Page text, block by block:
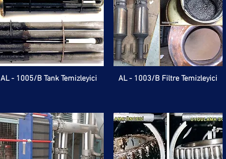
AL - 1005/B Tank Temizleyici AL - 1003/B Filtre Temizleyici